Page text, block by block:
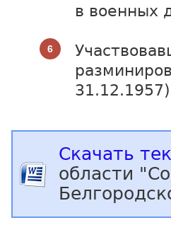
в военных
Скачать
области